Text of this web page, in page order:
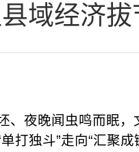
域经济
、夜晚闻虫鸣而眠
打独斗”走向“汇聚成